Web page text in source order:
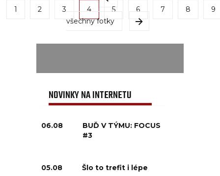
1 2 3 4 5 6 7 8
9
všechny fotky
NOVINKY NA INTERNETU
06.08
BUĎ V TÝMU: FOCUS
#3
05.08 Šlo to trefit i lépe